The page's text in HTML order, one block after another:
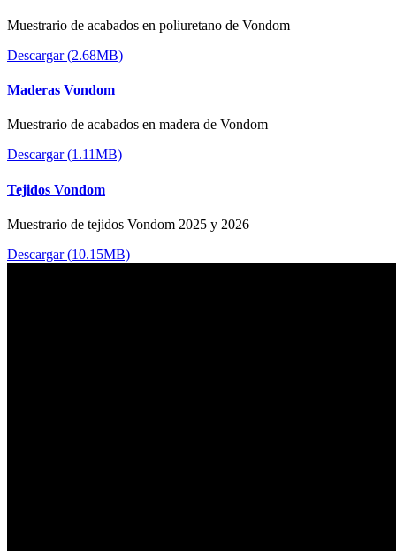
Muestrario de acabados en poliuretano de Vondom
Descargar (2.68MB)
Maderas Vondom
Muestrario de acabados en madera de Vondom
Descargar (1.11MB)
Tejidos Vondom
Muestrario de tejidos Vondom 2025 y 2026
Descargar (10.15MB)